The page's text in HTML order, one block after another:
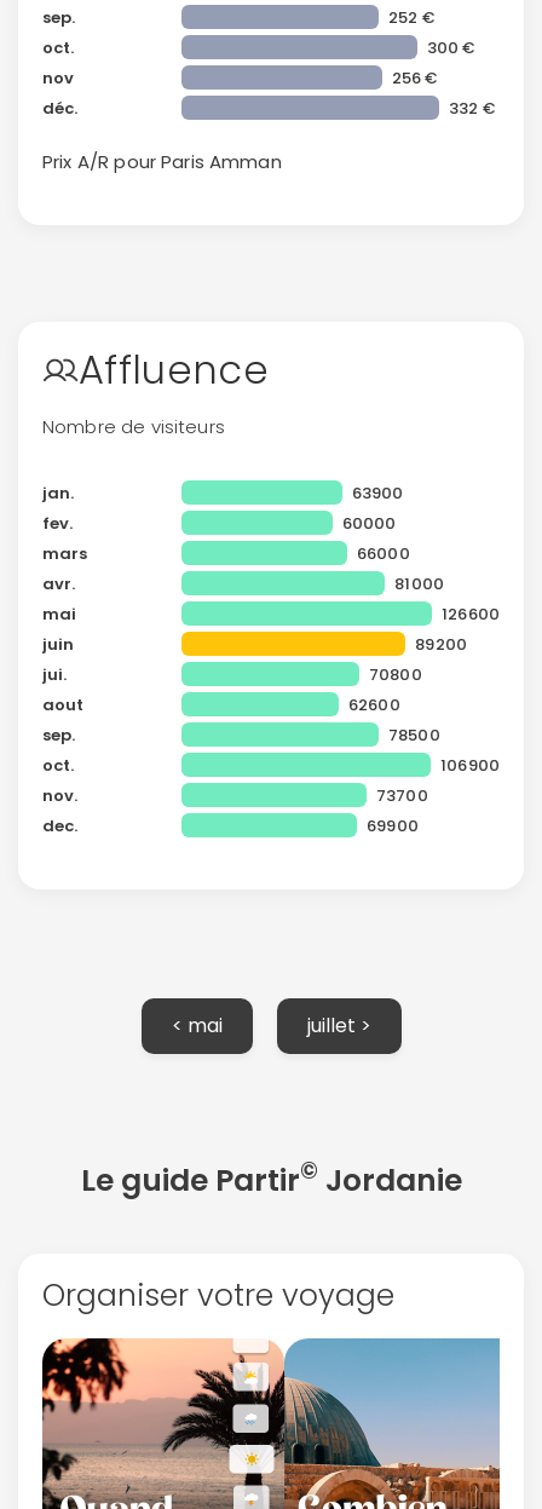
sep.
252 €
oct.
300 €
nov
256 €
déc.
332 €
Prix A/R pour Paris Amman
Affluence
Nombre de visiteurs
jan.
63900
fev.
60000
mars
66000
avr.
81000
mai
126600
juin
89200
jui.
70800
aout
62600
sep.
78500
oct.
106900
nov.
73700
dec.
69900
< mai juillet >
Le guide Partir© Jordanie
Organiser votre voyage
ou connectez-vous par mail
Politique de
confidentialité.